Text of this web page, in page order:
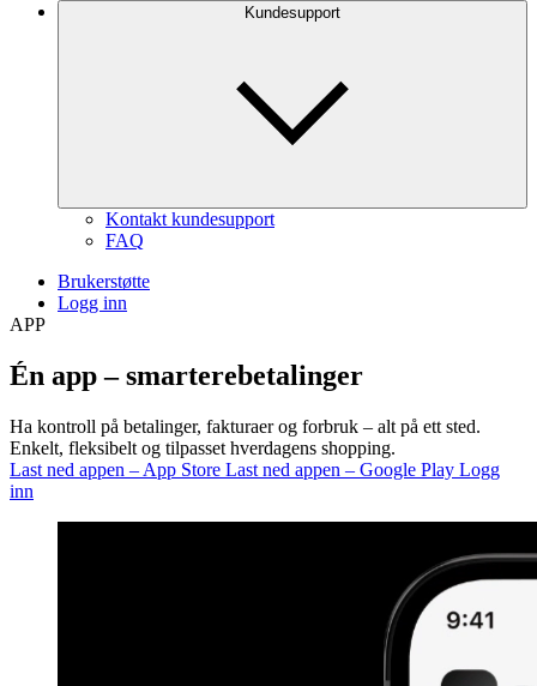
Kundesupport
Kontakt kundesupport
FAQ
Brukerstøtte
Logg inn
APP
Én app –smarterebetalinger
Ha kontroll på betalinger, fakturaer og forbruk – alt på ett sted.
Enkelt, fleksibelt og tilpasset hverdagens shopping.
Last ned appen – App Store Last ned appen – Google Play Logg
inn